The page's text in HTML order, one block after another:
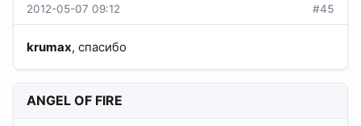
2012-05-07 09:12 #45
krumax, спасибо
ANGEL OF FIRE